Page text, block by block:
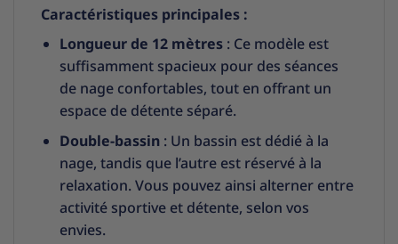
Caractéristiques principales :
Longueur de 12 mètres: Ce modèle est
suffisamment spacieux pour des séances
de nage confortables, tout en offrant un
espace de détente séparé.
Double-bassin: Un bassin est dédié à la
nage, tandis que l’autre est réservé à la
relaxation. Vous pouvez ainsi alterner entre
activité sportive et détente, selon vos
envies.